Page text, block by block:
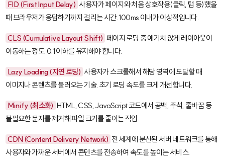
FID (First Input Delay) 사용자가 페이지와 처음 상호작용(클릭, 탭 등)했을
때 브라우저가 응답하기까지 걸리는 시간. 100ms 이내가 이상적입니다.
CLS (Cumulative Layout Shift) 페이지 로딩 중 예기치 않게 레이아웃이
이동하는 정도. 0.1 이하를 유지해야 합니다.
Lazy Loading (지연 로딩) 사용자가 스크롤해서 해당 영역에 도달할 때
이미지나 콘텐츠를 불러오는 기술. 초기 로딩 속도를 크게 개선합니다.
Minify (최소화) HTML, CSS, JavaScript 코드에서 공백, 주석, 줄바꿈 등
불필요한 문자를 제거해 파일 크기를 줄이는 작업.
CDN (Content Delivery Network) 전 세계에 분산된 서버 네트워크를 통해
사용자와 가까운 서버에서 콘텐츠를 전송하여 속도를 높이는 서비스.